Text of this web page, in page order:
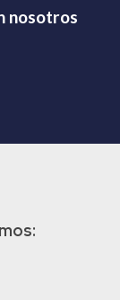
nosotros